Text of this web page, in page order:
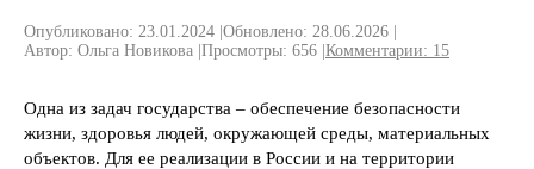
Опубликовано: 23.01.2024 Обновлено: 28.06.2026
Автор: Ольга Новикова Просмотры: 656 Комментарии: 15
Одна из задач государства – обеспечение безопасности
жизни, здоровья людей, окружающей среды, материальных
объектов. Для ее реализации в России и на территории